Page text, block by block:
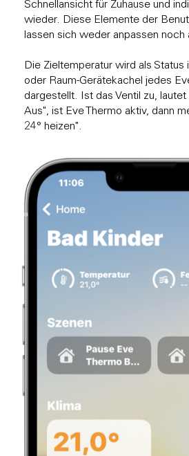
Schnellansicht für Zuhause und
wieder. Diese Elemente der
lassen sich weder anpassen noch
Die Zieltemperatur wird als Status
oder Raum-Gerätekachel jedes
dargestellt. Ist das Ventil zu, lautet
Aus", ist Eve Thermo aktiv, dann
24° heizen".